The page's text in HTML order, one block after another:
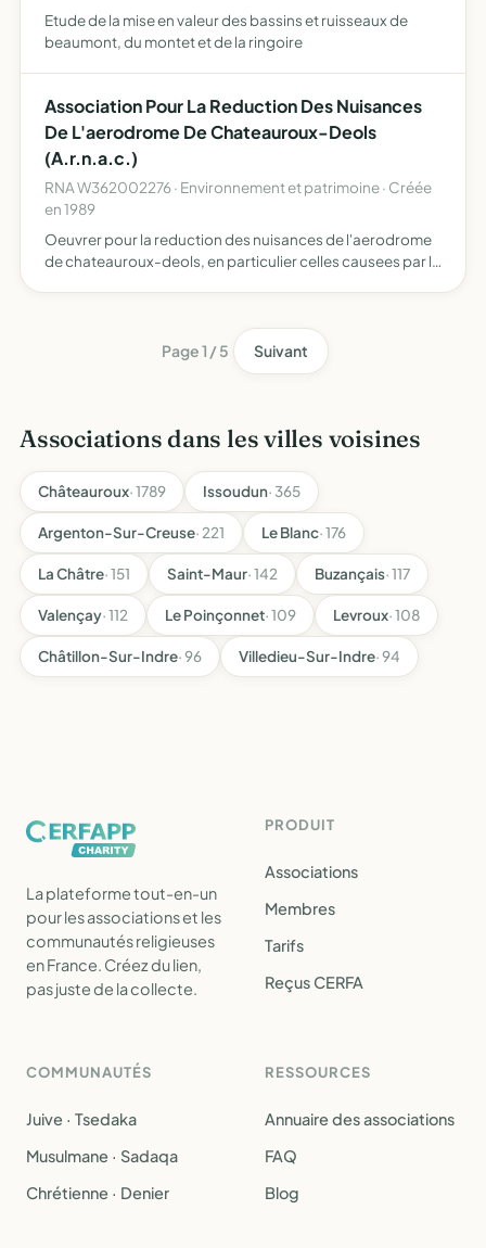
Etude de la mise en valeur des bassins et ruisseaux de
beaumont, du montet et de la ringoire
Association Pour La Reduction Des Nuisances
De L'aerodrome De Chateauroux-Deols
(A.r.n.a.c.)
RNA W362002276 · Environnement et patrimoine · Créée
en 1989
Oeuvrer pour la reduction des nuisances de l'aerodrome
de chateauroux-deols, en particulier celles causees par le
Page 1 / 5 Suivant
Associations dans les villes voisines
Châteauroux· 1789 Issoudun· 365
Argenton-Sur-Creuse· 221 Le Blanc· 176
La Châtre· 151 Saint-Maur· 142 Buzançais· 117
Valençay· 112 Le Poinçonnet· 109 Levroux· 108
Châtillon-Sur-Indre· 96 Villedieu-Sur-Indre· 94
La plateforme tout-en-un
pour les associations et les
communautés religieuses
en France. Créez du lien,
pas juste de la collecte.
PRODUIT
Associations
Membres
Tarifs
Reçus CERFA
COMMUNAUTÉS
Juive · Tsedaka
Musulmane · Sadaqa
Chrétienne · Denier
RESSOURCES
Annuaire des associations
FAQ
Blog